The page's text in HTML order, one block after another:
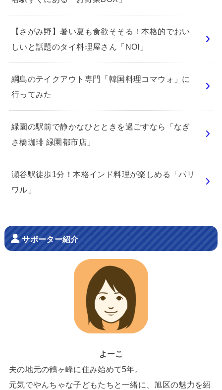
【さがみ野】暑い夏も食欲そそる！本格的でおい
しいと話題のタイ料理屋さん「NOI」
綱島のテイクアウト専門「韓国料理コマウォ」に
行ってみた
緑園の駅前で静かなひとときを過ごすなら「なぎ
さ橋珈琲 緑園都市店」
瀬谷駅徒歩1分！本格インド料理が楽しめる「パリ
ワル」
サポーター紹介
よーこ
夫の地元の鶴ヶ峰に住み始めて5年。
元気でやんちゃな子どもたちと一緒に、旭区の魅力を紹